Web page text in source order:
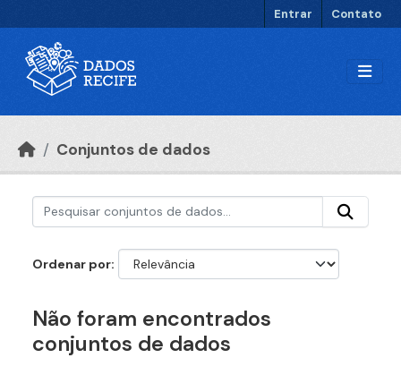
Entrar Contato
Conjuntos de dados
Ordenar por
Não foram encontrados
conjuntos de dados